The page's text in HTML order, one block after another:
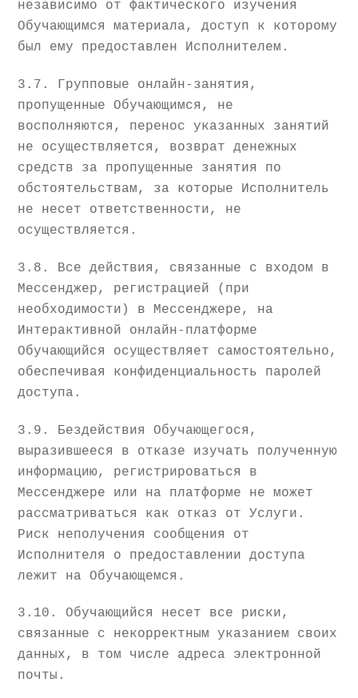
независимо от фактического изучения
Обучающимся материала, доступ к которому
был ему предоставлен Исполнителем.
3.7. Групповые онлайн-занятия,
пропущенные Обучающимся, не
восполняются, перенос указанных занятий
не осуществляется, возврат денежных
средств за пропущенные занятия по
обстоятельствам, за которые Исполнитель
не несет ответственности, не
осуществляется.
3.8. Все действия, связанные с входом в
Мессенджер, регистрацией (при
необходимости) в Мессенджере, на
Интерактивной онлайн-платформе
Обучающийся осуществляет самостоятельно,
обеспечивая конфиденциальность паролей
доступа.
3.9. Бездействия Обучающегося,
выразившееся в отказе изучать полученную
информацию, регистрироваться в
Мессенджере или на платформе не может
рассматриваться как отказ от Услуги.
Риск неполучения сообщения от
Исполнителя о предоставлении доступа
лежит на Обучающемся.
3.10. Обучающийся несет все риски,
связанные с некорректным указанием своих
данных, в том числе адреса электронной
почты.